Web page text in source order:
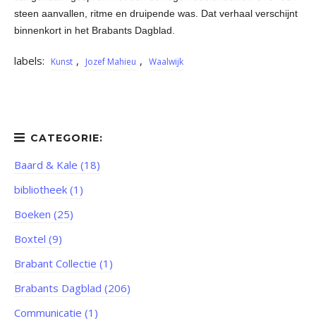
steen aanvallen, ritme en druipende was. Dat verhaal verschijnt
binnenkort in het Brabants Dagblad.
labels: Kunst , Jozef Mahieu , Waalwijk
Baard & Kale (18)
bibliotheek (1)
Boeken (25)
Boxtel (9)
Brabant Collectie (1)
Brabants Dagblad (206)
Communicatie (1)